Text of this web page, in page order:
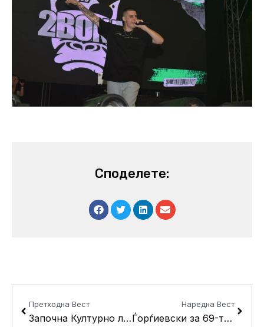
Споделете:
Претходна Вест
Започна Културно лето 2024 на Општина Кисела Вода
Наредна Вест
Ѓорѓиевски за 69-тиот роденден на Кисела Вода: Досега реализиравме 90%, 70-годишнината ќе ја дочекаме со 100 процентна реализација од ветеното